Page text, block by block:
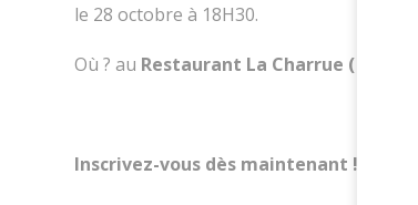
le 28 octobre à 18H30.
Où ? au Restaurant La Charrue (
Inscrivez-vous dès maintenant !